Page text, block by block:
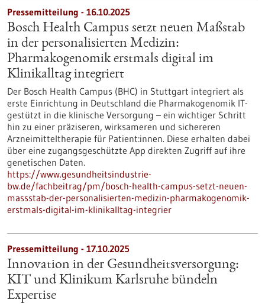
Pressemitteilung - 16.10.2025
Bosch Health Campus setzt neuen Maßstab
in der personalisierten Medizin:
Pharmakogenomik erstmals digital im
Klinikalltag integriert
Der Bosch Health Campus (BHC) in Stuttgart integriert als
erste Einrichtung in Deutschland die Pharmakogenomik IT-
gestützt in die klinische Versorgung – ein wichtiger Schritt
hin zu einer präziseren, wirksameren und sichereren
Arzneimitteltherapie für Patient:innen. Diese erhalten dabei
über eine zugangsgeschützte App direkten Zugriff auf ihre
genetischen Daten.
https://www.gesundheitsindustrie-
bw.de/fachbeitrag/pm/bosch-health-campus-setzt-neuen-
massstab-der-personalisierten-medizin-pharmakogenomik-
erstmals-digital-im-klinikalltag-integrier
Pressemitteilung - 17.10.2025
Innovation in der Gesundheitsversorgung:
KIT und Klinikum Karlsruhe bündeln
Expertise